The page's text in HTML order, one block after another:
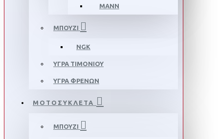
MANN
ΜΠΟΥΖΙ
NGK
ΥΓΡΑ ΤΙΜΟΝΙΟΥ
ΥΓΡΑ ΦΡΕΝΩΝ
ΜΟΤΟΣΥΚΛΕΤΑ
ΜΠΟΥΖΙ